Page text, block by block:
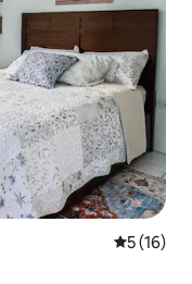
5 (16)